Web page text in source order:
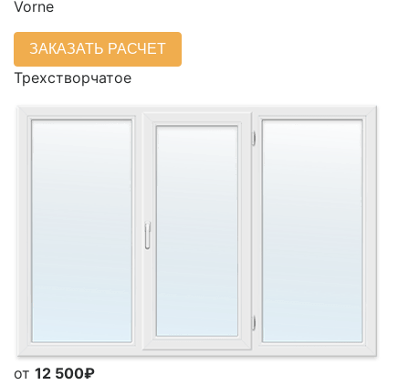
Vorne
ЗАКАЗАТЬ РАСЧЕТ
Трехстворчатое
от 12 500₽